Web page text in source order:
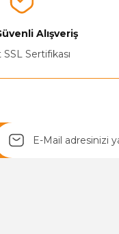
Alışveriş
SSL Sertifikası